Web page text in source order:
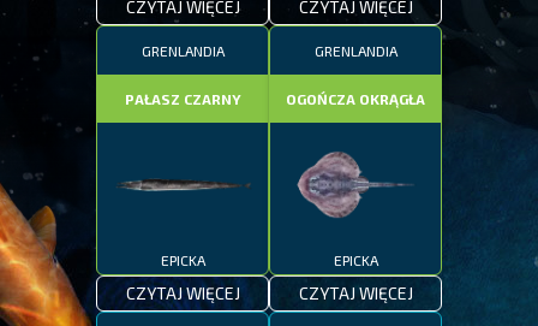
CZYTAJ WIĘCEJ CZYTAJ WIĘCEJ
GRENLANDIA
PAŁASZ CZARNY
EPICKA
CZYTAJ WIĘCEJ
GRENLANDIA
OGOŃCZA OKRĄGŁA
EPICKA
CZYTAJ WIĘCEJ